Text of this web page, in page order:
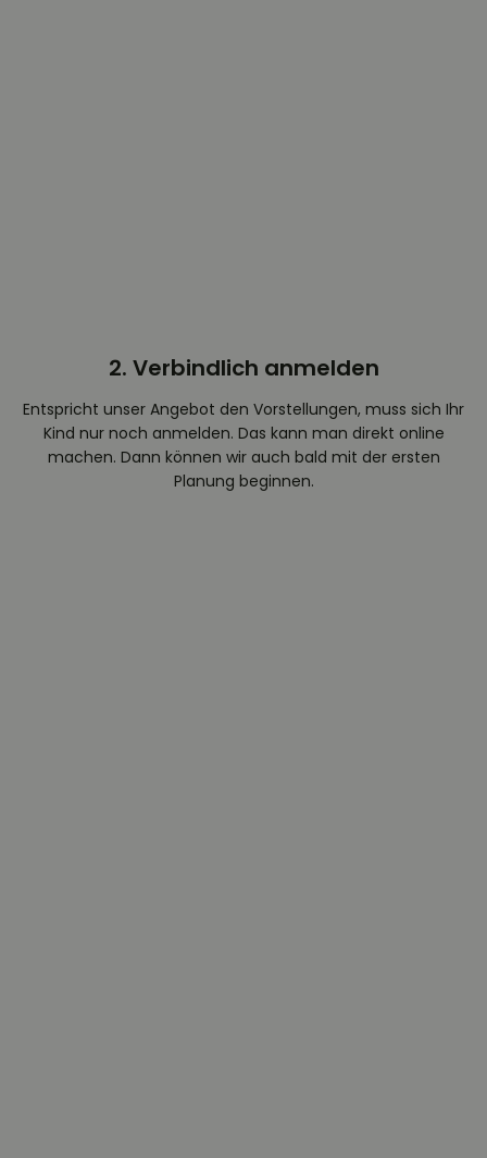
2. Verbindlich anmelden
Entspricht unser Angebot den Vorstellungen, muss sich Ihr
Kind nur noch anmelden. Das kann man direkt online
machen. Dann können wir auch bald mit der ersten
Planung beginnen.